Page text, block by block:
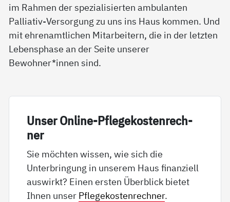
im Rahmen der spezialisierten ambulanten
Palliativ-Versorgung zu uns ins Haus kommen. Und
mit ehrenamtlichen Mitarbeitern, die in der letzten
Lebensphase an der Seite unserer
Bewohner*innen sind.
Un­ser On­li­ne-Pf­le­ge­kos­ten­rech­
ner
Sie möchten wissen, wie sich die
Unterbringung in unserem Haus finanziell
auswirkt? Einen ersten Überblick bietet
Ihnen unser Pflegekostenrechner.